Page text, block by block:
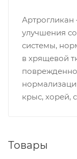
Артрогликан
улучшения
системы,
в хрящевой
крыс, хорей,
Товары